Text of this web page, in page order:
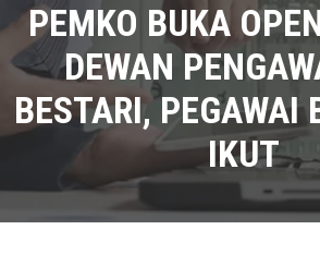
PEMKO BUKA
DEWAN
BESTARI, PEGAWAI
IKUT